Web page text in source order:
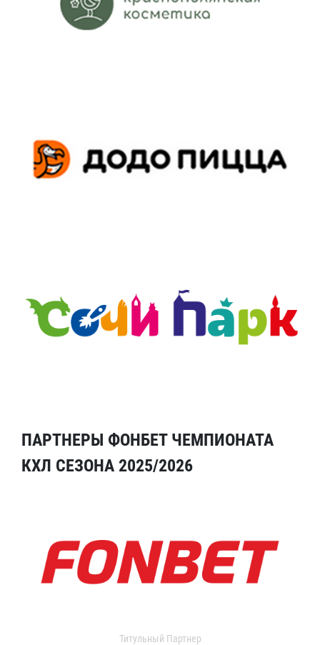
ПАРТНЕРЫ ФОНБЕТ ЧЕМПИОНАТА
КХЛ СЕЗОНА 2025/2026
Титульный Партнер